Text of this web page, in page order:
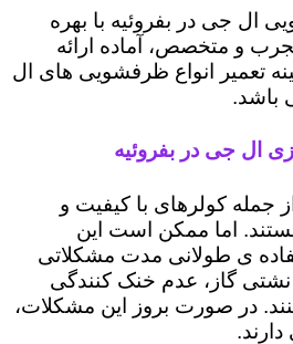
ال جی در بفروئیه با بهره
و متخصص، آماده ارائه
تعمیر انواع ظرفشویی های ال
باشد.
ال جی در بفروئیه
جمله کولرهای با کیفیت و
اما ممکن است این
ی طولانی مدت مشکلاتی
نشتی گاز، عدم خنک کنندگی
در صورت بروز این مشکلات،